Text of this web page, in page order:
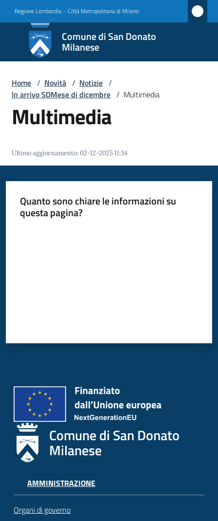
Regione Lombardia - Città Metropolitana di Milano
Comune di San Donato
Milanese
Comune
di San
Donato
Milanese
Amministrazione
Menu selezionato
Vivere
San
Donato
Home / Novità / Notizie /
In arrivo SDMese di dicembre / Multimedia
Multimedia
Ultimo aggiornamento:02-12-2025 11:34
Quanto sono chiare le informazioni su
questa pagina?
Comune di San Donato
Milanese
AMMINISTRAZIONE
Organi di governo